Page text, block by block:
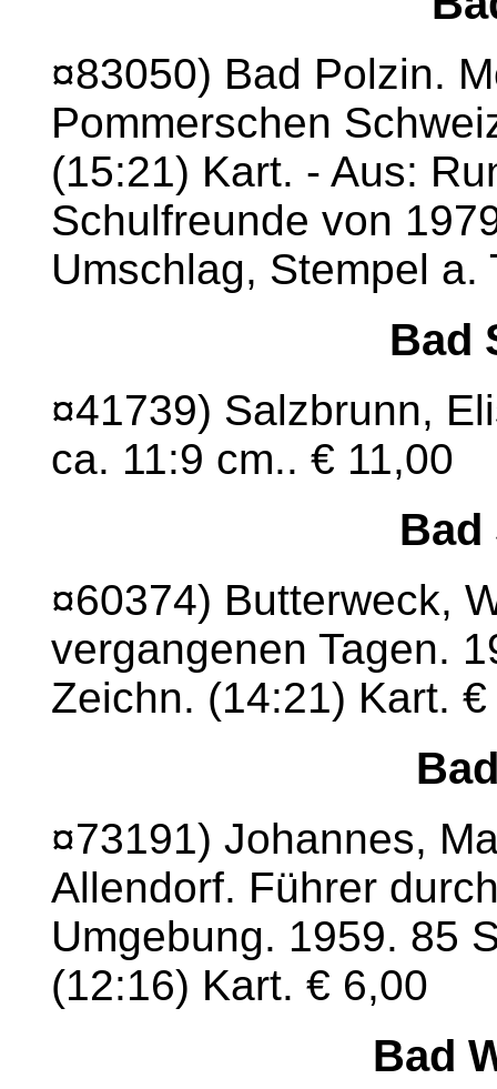
¤83050) Bad Polzin.
Pommerschen
(15:21) Kart. - Aus:
Schulfreunde von
Umschlag, Stempel a.
Bad
¤41739) Salzbrunn,
ca. 11:9 cm.. € 11,00
Bad
¤60374) Butterweck,
vergangenen Tagen.
Zeichn. (14:21) Kart.
¤73191) Johannes,
Allendorf. Führer
Umgebung. 1959. 85
(12:16) Kart. € 6,00
Bad